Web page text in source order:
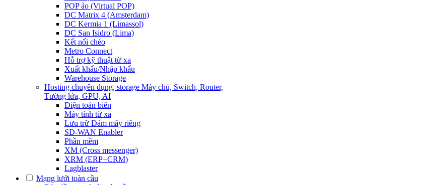
POP ảo (Virtual POP)
DC Matrix 4 (Amsterdam)
DC Kermia 1 (Limassol)
DC San Isidro (Lima)
Kết nối chéo
Metro Connect
Hỗ trợ kỹ thuật từ xa
Xuất khẩu/Nhập khẩu
Warehouse Storage
Hosting chuyên dụng, storage Máy chủ, Switch, Router,
Tường lửa, GPU, AI
Điện toán biên
Máy tính từ xa
Lưu trữ Đám mây riêng
SD-WAN Enabler
Phần mềm
XM (Cross messenger)
XRM (ERP+CRM)
Lagblaster
Mạng lưới toàn cầu